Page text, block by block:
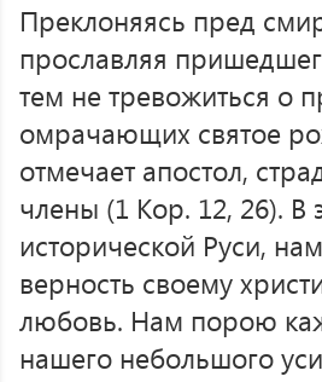
Преклоняясь пред
прославляя
тем не тревожиться о
омрачающих святое
отмечает апостол,
члены (1 Кор. 12, 26). В
исторической Руси,
верность своему
любовь. Нам порою
нашего небольшого